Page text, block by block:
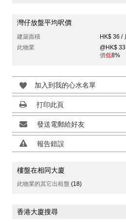
灣仔放盤平均呎價
建築面積
HK$ 36 /
此物業
@HK$
價低8%
加入到我的心水名單
打印此頁
發送電郵給好友
報告錯誤
樓盤在相同大廈
此物業的其它出租盤 (18)
香港大廈搜尋